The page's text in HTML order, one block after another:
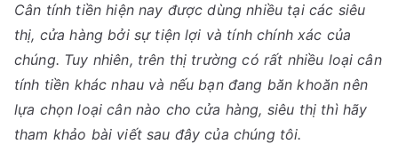
lựa
chọn
cân
tính
tiền
Cân tính tiền hiện nay được dùng nhiều tại các siêu
thị, cửa hàng bởi sự tiện lợi và tính chính xác của
chúng. Tuy nhiên, trên thị trường có rất nhiều loại cân
tính tiền khác nhau và nếu bạn đang băn khoăn nên
lựa chọn loại cân nào cho cửa hàng, siêu thị thì hãy
tham khảo bài viết sau đây của chúng tôi.